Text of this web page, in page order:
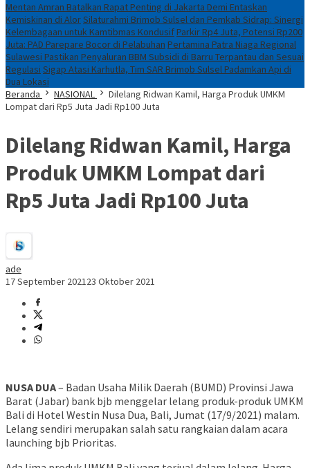
Mentan Amran Batalkan Rapat Penting di Jakarta Demi Entaskan
Kemiskinan di AlorSilaturahmi Brimob Sulsel dan Pemkab Sidrap: Sinergi
Kelembagaan untuk Kamtibmas KondusifParkir Rp4 Juta, Potensi Rp200
Juta: PAD Parepare Bocor di Pelabuhan Pertamina Patra Niaga Regional
Sulawesi Pastikan Penyaluran BBM Subsidi di Barru Terpantau dan Sesuai
Regulasi Sigap Atasi Karhutla, Tim SAR Brimob Sulsel Padamkan Api di
Dua Lokasi
Beranda
NASIONAL
Dilelang Ridwan Kamil, Harga Produk UMKM
Lompat dari Rp5 Juta Jadi Rp100 Juta
Dilelang Ridwan Kamil, Harga
Produk UMKM Lompat dari
Rp5 Juta Jadi Rp100 Juta
ade
17 September 202123 Oktober 2021
NUSA DUA– Badan Usaha Milik Daerah (BUMD) Provinsi Jawa
Barat (Jabar) bank bjb menggelar lelang produk-produk UMKM
Bali di Hotel Westin Nusa Dua, Bali, Jumat (17/9/2021) malam.
Lelang sendiri merupakan salah satu rangkaian dalam acara
launching bjb Prioritas.